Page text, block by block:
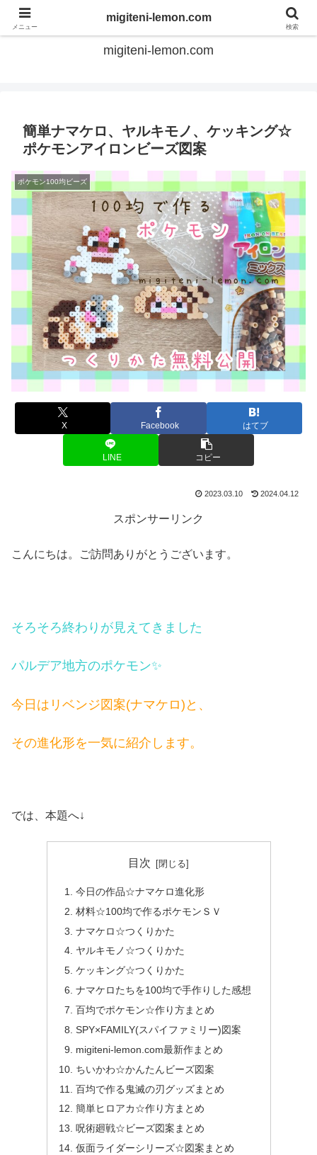
てのひらアイロンビーズ
migiteni-lemon.com
簡単ナマケロ、ヤルキモノ、ケッキング☆
ポケモンアイロンビーズ図案
ポケモン100均ビーズ
X Facebook はてブ
LINE コピー
2023.03.10 2024.04.12
スポンサーリンク
こんにちは。ご訪問ありがとうございます。
そろそろ終わりが見えてきました
パルデア地方のポケモン✨
今日はリベンジ図案(ナマケロ)と、
その進化形を一気に紹介します。
では、本題へ↓
目次
今日の作品☆ナマケロ進化形
材料☆100均で作るポケモンＳＶ
ナマケロ☆つくりかた
ヤルキモノ☆つくりかた
ケッキング☆つくりかた
ナマケロたちを100均で手作りした感想
百均でポケモン☆作り方まとめ
SPY×FAMILY(スパイファミリー)図案
migiteni-lemon.com最新作まとめ
ちいかわ☆かんたんビーズ図案
百均で作る鬼滅の刃グッズまとめ
簡単ヒロアカ☆作り方まとめ
呪術廻戦☆ビーズ図案まとめ
仮面ライダーシリーズ☆図案まとめ
メニュー
migiteni-lemon.com
検索